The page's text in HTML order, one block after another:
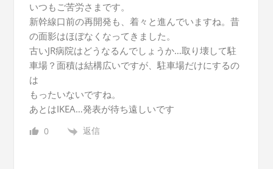
いつもご苦労さまです。
新幹線口前の再開発も、着々と進んでいますね。昔
の面影はほぼなくなってきました。
古いJR病院はどうなるんでしょうか…取り壊して駐
車場？面積は結構広いですが、駐車場だけにするの
は
もったいないですね。
あとはIKEA…発表が待ち遠しいです
0 返信